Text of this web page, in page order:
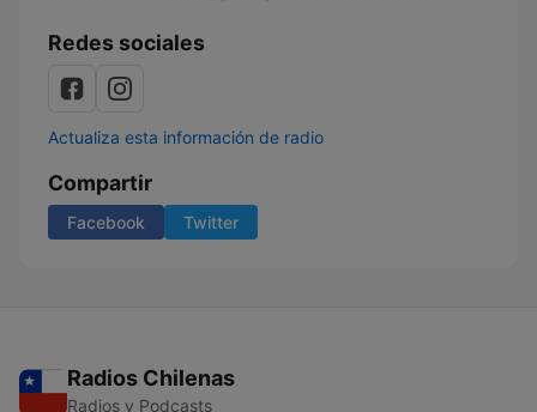
Redes sociales
Actualiza esta información de radio
Compartir
Facebook Twitter
Radios Chilenas
Radios y Podcasts